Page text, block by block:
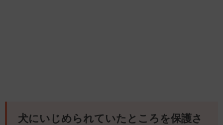
犬にいじめられていたところを保護さ